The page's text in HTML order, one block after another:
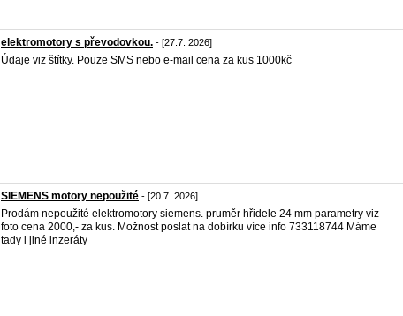
elektromotory s převodovkou. - [27.7. 2026]
Údaje viz štítky. Pouze SMS nebo e-mail cena za kus 1000kč
SIEMENS motory nepoužité - [20.7. 2026]
Prodám nepoužité elektromotory siemens. pruměr hřidele 24 mm parametry viz
foto cena 2000,- za kus. Možnost poslat na dobírku více info 733118744 Máme
tady i jiné inzeráty